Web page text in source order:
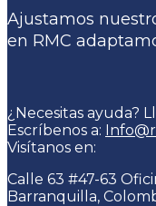
Ajustamos
en RMC
¿Necesitas ayuda?
Escríbenos a:
Visítanos en:
Calle 63 #47-63
Barranquilla,